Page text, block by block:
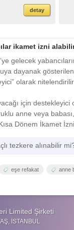
detay
ikamet izni
gelecek
dayanak
olarak
için
anne veya
Dönem İkamet
tezkere alınabilir
eşe refakat anne
Limited Şirketi
İSTANBUL